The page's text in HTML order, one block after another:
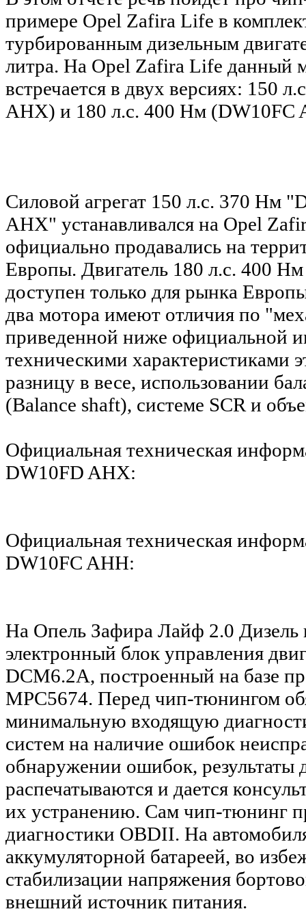
примере Opel Zafira Life в
турбированным дизельным
литра. На Opel Zafira Life данный
встречается в двух версиях: 150
AHX) и 180 л.с. 400 Нм (DW10FC
Силовой агрегат 150 л.с. 370 Нм "
AHX" устанавливался на Opel
официально продавались на
Европы. Двигатель 180 л.с. 400
доступен только для рынка
два мотора имеют отличия по
приведенной ниже официальной
техническими характеристиками
разницу в весе, использовании
(Balance shaft), системе SCR и
Официальная техническая
DW10FD AHX:
Официальная техническая
DW10FC AHH:
На Опель Зафира Лайф 2.0 Дизель
электронный блок управления
DCM6.2A, построенный на базе
MPC5674. Перед чип-тюнингом
минимальную входящую
систем на наличие ошибок
обнаружении ошибок, результаты
распечатываются и дается
их устранению. Сам чип-тюнинг
диагностики OBDII. На
аккумуляторной батареей, во
стабилизации напряжения
внешний источник питания.